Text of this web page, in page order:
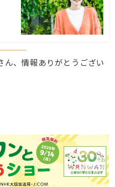
ん、情報ありがとうござい